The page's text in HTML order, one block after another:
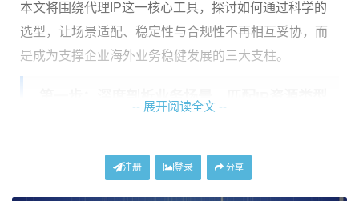
本文将围绕代理IP这一核心工具，探讨如何通过科学的
选型，让场景适配、稳定性与合规性不再相互妥协，而
是成为支撑企业海外业务稳健发展的三大支柱。
第一步：深度剖析业务场景，匹配IP资源类型
象的业务目标，转化为对IP代理的具体技术要求。这包
-- 展开阅读全文 --
注册 登录 分享